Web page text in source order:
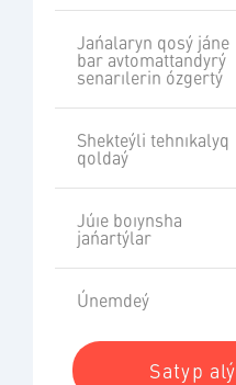
Jańalaryn qosý jáne
bar avtomattandyrý
senarılerin ózgertý
Shekteýli tehnıkalyq
qoldaý
Júıe boıynsha
jańartýlar
Únemdeý
Satyp alý